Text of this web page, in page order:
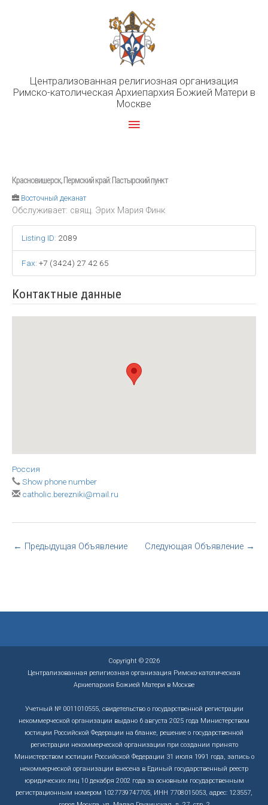
Централизованная религиозная организация
Римско-католическая Архиепархия Божией Матери в
Москве
Главное
Красновишерск, Пермский край: Пастырский пункт
Восточный деканат
Обслуживает: свящ. Эрих Мария Финк
Listing ID: 2089
Fax: +7 (3424) 27 42 65
Контактные данные
Россия
Show phone number
catholic.berezniki@mail.ru
← Предыдущая Объявление Следующая Объявление →
Copyright © 2026
Централизованная религиозная организация Римско-католическая
Архиепархия Божией Матери в Москве
Учетный № 0011010555, свидетельство о государственной регистрации
некоммерческой организации выдано 6 августа 2025 года Министерством
юстиции Российской Федерации на бланке, решение о государственной
регистрации некоммерческой организации при создании принято
Министерством юстиции Российской Федерации 31 июля 1991 года, запись о
некоммерческой организации внесена в Единый государственный реестр
юридических лиц 10 декабря 2002 года за основным государственным
регистрационным номером 1027739747705, ИНН 7708015053, адрес: 123557,